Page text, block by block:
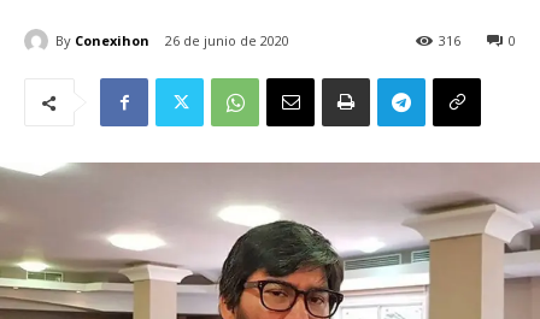
By Conexihon 26 de junio de 2020 0
316